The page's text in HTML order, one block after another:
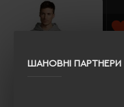
ШАНОВНІ ПАРТНЕРИ